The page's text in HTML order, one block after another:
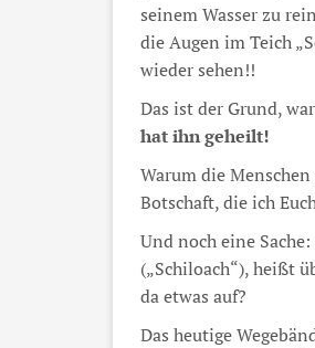
seinem Wasser zu
die Augen im Teich
wieder sehen!!
Das ist der Grund,
hat ihn geheilt!
Warum die
Botschaft, die ich
Und noch eine
(„Schiloach“), heißt
da etwas auf?
Das heutige